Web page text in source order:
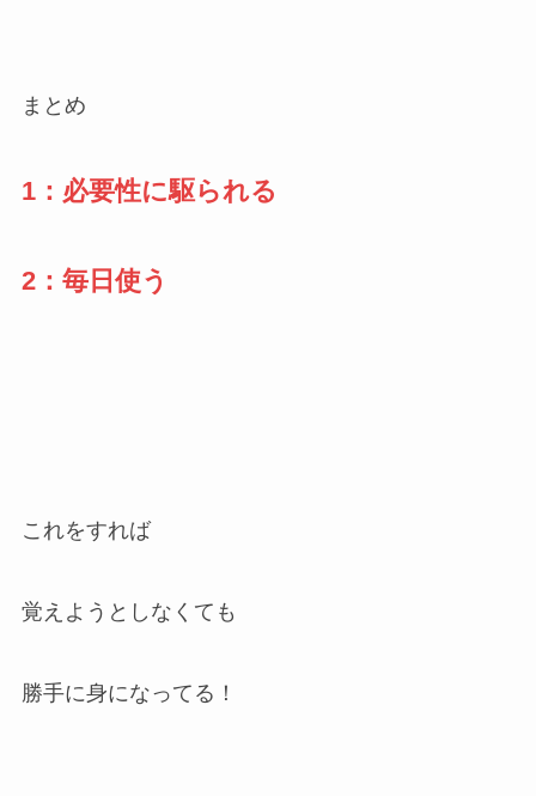
まとめ
1：必要性に駆られる
2：毎日使う
これをすれば
覚えようとしなくても
勝手に身になってる！